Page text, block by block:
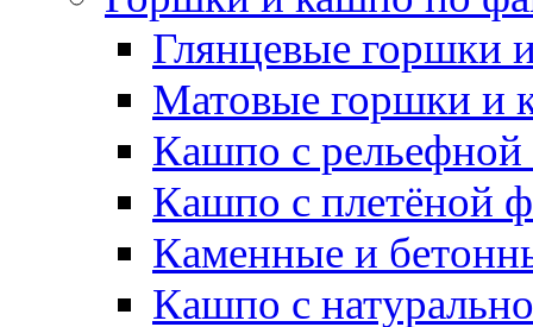
Глянцевые горшки
Матовые горшки и
Кашпо с рельефной
Кашпо с плетёной
Каменные и
Кашпо с